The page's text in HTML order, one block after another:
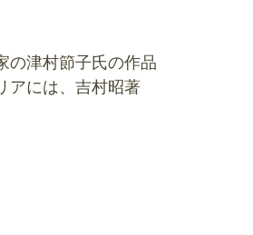
の津村節子氏の作品
アには、吉村昭著